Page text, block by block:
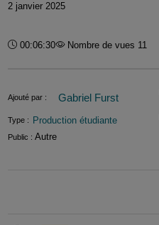
2 janvier 2025
Durée :
00:06:30 Nombre de vues 11
Informations
Ajouté par : Gabriel Furst
Type : Production étudiante
Public : Autre